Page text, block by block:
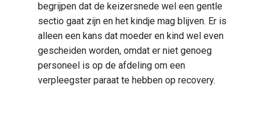
begrijpen dat de keizersnede wel een gentle
sectio gaat zijn en het kindje mag blijven. Er is
alleen een kans dat moeder en kind wel even
gescheiden worden, omdat er niet genoeg
personeel is op de afdeling om een
verpleegster paraat te hebben op recovery.